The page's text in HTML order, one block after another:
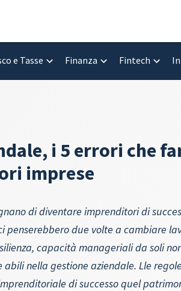
e Tasse Finanza Fintech
i 5 errori che
imprese
di diventare imprenditori di
penserebbero due volte a cambiare
capacità manageriali da soli
abili nella gestione aziendale. Lle
di successo quel